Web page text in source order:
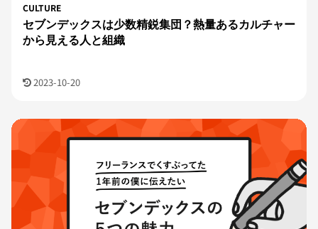
CULTURE
セブンデックスは少数精鋭集団？熱量あるカルチャー
から見える人と組織
2023-10-20